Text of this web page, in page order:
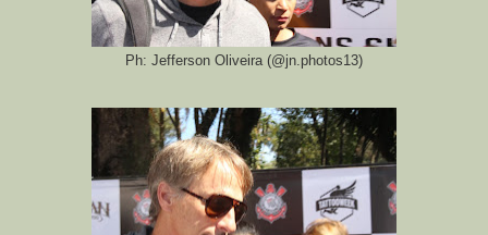
Ph: Jefferson Oliveira (@jn.photos13)